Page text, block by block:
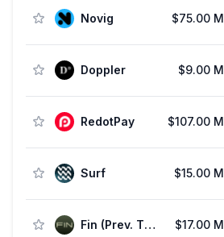
Novig $75.00 M
Doppler $9.00 M
RedotPay $107.00 M
Surf $15.00 M
Fin (Prev. TipLink) $17.00 M